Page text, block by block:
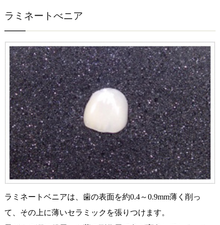
ラミネートべニア
ラミネートベニアは、歯の表面を約0.4～0.9mm薄く削っ
て、その上に薄いセラミックを張りつけます。